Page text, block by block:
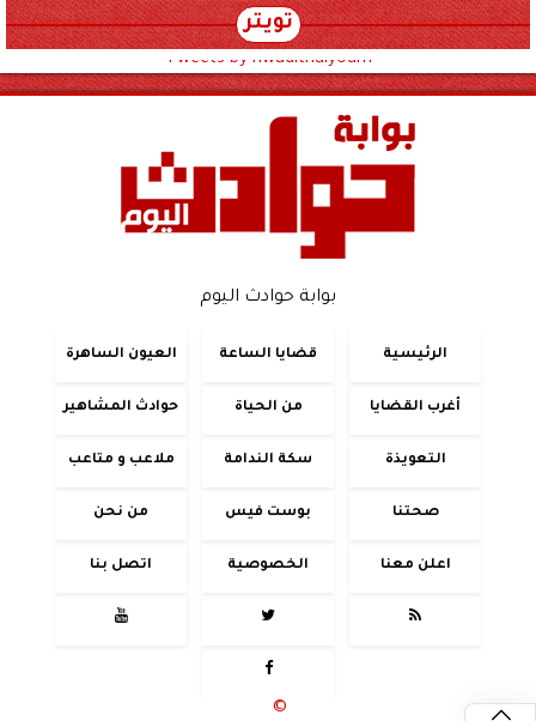
تويتر
Tweets by hwadithalyoum
بوابة حوادث اليوم
الرئيسية قضايا الساعة العيون الساهرة
أغرب القضايا من الحياة حوادث المشاهير
التعويذة سكة الندامة ملاعب و متاعب
صحتنا بوست فيس من نحن
اعلن معنا الخصوصية اتصل بنا




جميع الحقوق محفوظة ©